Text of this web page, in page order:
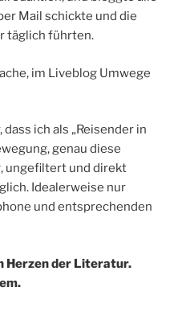
Mail schickte und die
täglich führten.
im Liveblog Umwege
ich als „Reisender in
genau diese
ungefiltert und direkt
Idealerweise nur
und entsprechenden
Herzen der Literatur.